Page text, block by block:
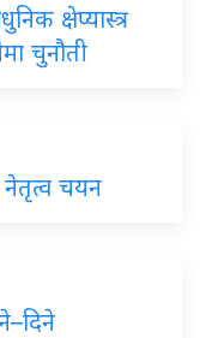
क्षेप्यास्त्र
चुनौती
नेतृत्व चयन